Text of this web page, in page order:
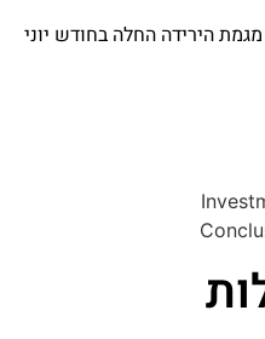
הירידה החלה בחודש יוני